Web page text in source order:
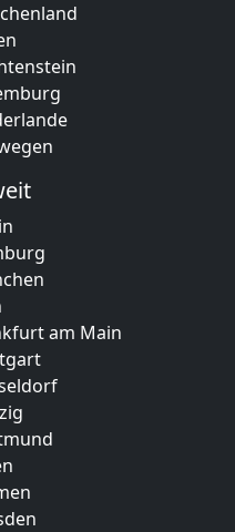
am Main